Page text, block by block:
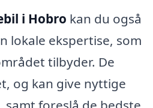
i Hobro kan du også
lokale ekspertise, som
tilbyder. De
og kan give nyttige